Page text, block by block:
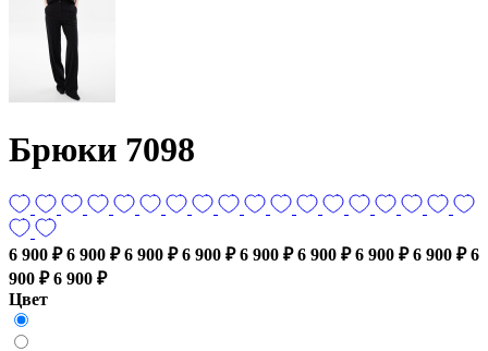
Брюки 7098
6 900 ₽ 6 900 ₽ 6 900 ₽ 6 900 ₽ 6 900 ₽ 6 900 ₽ 6 900 ₽ 6 900 ₽ 6
900 ₽ 6 900 ₽
Цвет